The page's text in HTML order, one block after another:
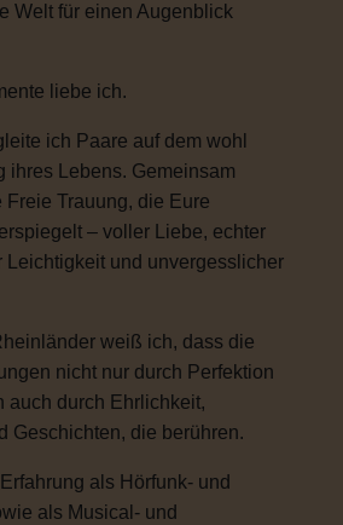
Welt für einen Augenblick
liebe ich.
ich Paare auf dem wohl
ihres Lebens. Gemeinsam
Freie Trauung, die Eure
– voller Liebe, echter
Leichtigkeit und unvergesslicher
weiß ich, dass die
nicht nur durch Perfektion
auch durch Ehrlichkeit,
Geschichten, die berühren.
als Hörfunk- und
als Musical- und